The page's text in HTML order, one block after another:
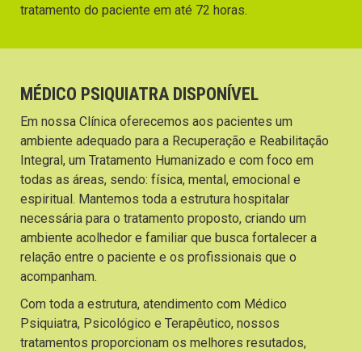
tratamento do paciente em até 72 horas.
MÉDICO PSIQUIATRA DISPONÍVEL
Em nossa Clínica oferecemos aos pacientes um
ambiente adequado para a Recuperação e Reabilitação
Integral, um Tratamento Humanizado e com foco em
todas as áreas, sendo: física, mental, emocional e
espiritual. Mantemos toda a estrutura hospitalar
necessária para o tratamento proposto, criando um
ambiente acolhedor e familiar que busca fortalecer a
relação entre o paciente e os profissionais que o
acompanham.
Com toda a estrutura, atendimento com Médico
Psiquiatra, Psicológico e Terapêutico, nossos
tratamentos proporcionam os melhores resutados,